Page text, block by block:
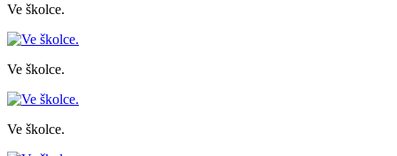
Ve školce.
Ve školce.
Ve školce.